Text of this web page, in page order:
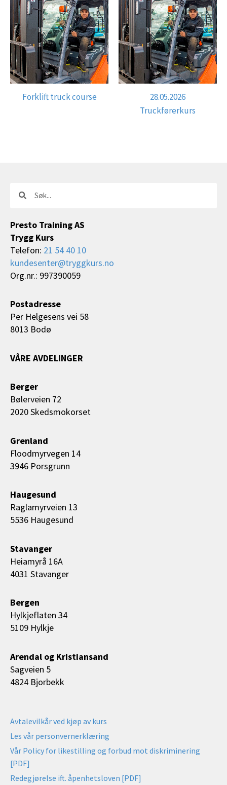
Forklift truck course
28.05.2026
Truckførerkurs
Søk
Presto Training AS
Trygg Kurs
Telefon: 21 54 40 10
kundesenter@tryggkurs.no
Org.nr.: 997390059
Postadresse
Per Helgesens vei 58
8013 Bodø
VÅRE AVDELINGER
Berger
Bølerveien 72
2020 Skedsmokorset
Grenland
Floodmyrvegen 14
3946 Porsgrunn
Haugesund
Raglamyrveien 13
5536 Haugesund
Stavanger
Heiamyrå 16A
4031 Stavanger
Bergen
Hylkjeflaten 34
5109 Hylkje
Arendal og Kristiansand
Sagveien 5
4824 Bjorbekk
Avtalevilkår ved kjøp av kurs
Les vår personvernerklæring
Vår Policy for likestilling og forbud mot diskriminering
[PDF]
Redegjørelse ift. åpenhetsloven [PDF]